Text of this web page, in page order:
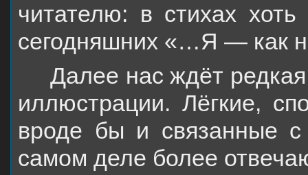
читателю: в стихах хоть
сегодняшних «…Я — как
Далее нас ждёт
иллюстрации. Лёгкие,
вроде бы и связанные
самом деле более